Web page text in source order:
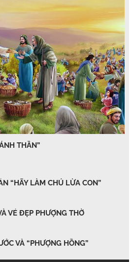
THẦN”
“HÃY LÀM CHÚ LỪA CON”
VẺ ĐẸP PHƯỢNG THỜ
VÀ “PHƯỢNG HỒNG”